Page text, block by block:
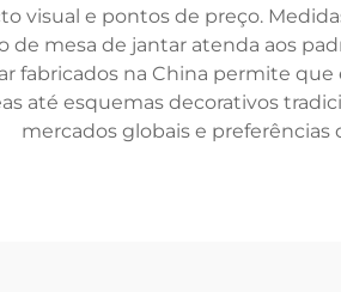
visual e pontos de preço.
mesa de jantar atenda aos
fabricados na China permite
até esquemas decorativos
mercados globais e preferências